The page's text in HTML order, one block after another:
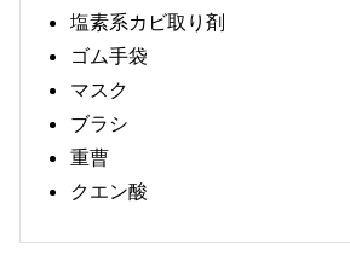
塩素系カビ取り剤
ゴム手袋
マスク
ブラシ
重曹
クエン酸